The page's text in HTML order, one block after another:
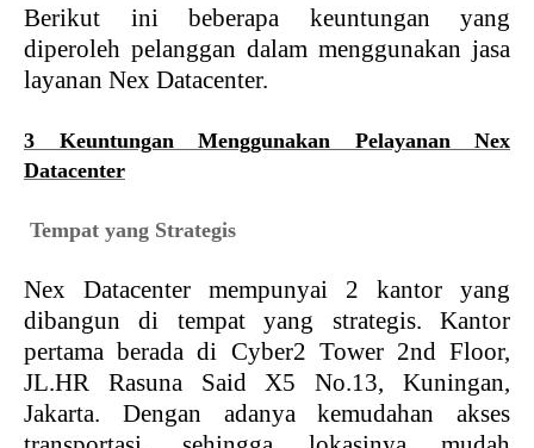
Berikut ini beberapa keuntungan yang
diperoleh pelanggan dalam menggunakan jasa
layanan Nex Datacenter.
3 Keuntungan Menggunakan Pelayanan Nex
Datacenter
Tempat yang Strategis
Nex Datacenter mempunyai 2 kantor yang
dibangun di tempat yang strategis. Kantor
pertama berada di Cyber2 Tower 2nd Floor,
JL.HR Rasuna Said X5 No.13, Kuningan,
Jakarta. Dengan adanya kemudahan akses